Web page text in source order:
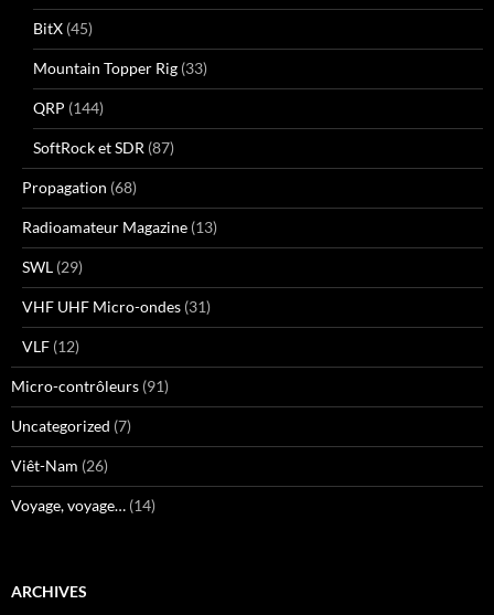
BitX (45)
Mountain Topper Rig (33)
QRP (144)
SoftRock et SDR (87)
Propagation (68)
Radioamateur Magazine (13)
SWL (29)
VHF UHF Micro-ondes (31)
VLF (12)
Micro-contrôleurs (91)
Uncategorized (7)
Viêt-Nam (26)
Voyage, voyage… (14)
ARCHIVES